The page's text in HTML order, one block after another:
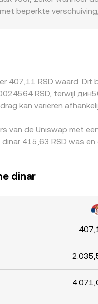
tot uiting komt.
beperkte
UNI/RSD relatief laag
en uiteenlopende
407,11 RSD waard.
RSD, terwijl
kan variëren
van de Uniswap met
415,63 RSD was
dinar